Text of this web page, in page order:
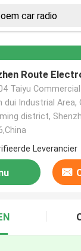
Route
Taiyu
dui Industrial
district,
Leverancier